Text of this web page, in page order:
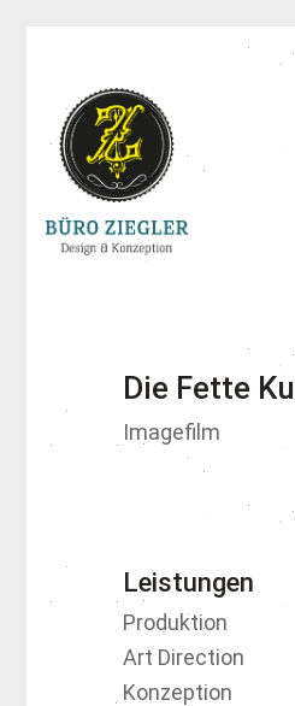
Die Fette
Imagefilm
Leistungen
Produktion
Art Direction
Konzeption